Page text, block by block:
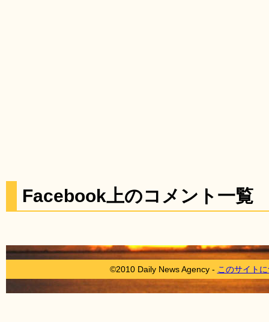
Facebook上のコメント一覧
©2010 Daily News Agency - このサイト